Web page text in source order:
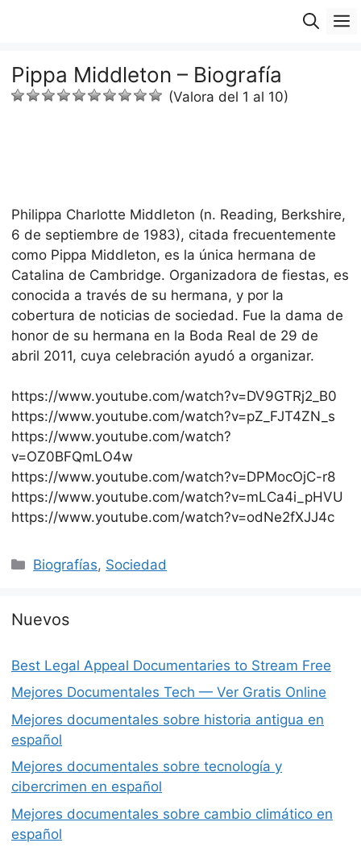
Pippa Middleton – Biografía
(Valora del 1 al 10)
Philippa Charlotte Middleton (n. Reading, Berkshire,
6 de septiembre de 1983), citada frecuentemente
como Pippa Middleton, es la única hermana de
Catalina de Cambridge. Organizadora de fiestas, es
conocida a través de su hermana, y por la
cobertura de noticias de sociedad. Fue la dama de
honor de su hermana en la Boda Real de 29 de
abril 2011, cuya celebración ayudó a organizar.
https://www.youtube.com/watch?v=DV9GTRj2_B0
https://www.youtube.com/watch?v=pZ_FJT4ZN_s
https://www.youtube.com/watch?
v=OZ0BFQmLO4w
https://www.youtube.com/watch?v=DPMocOjC-r8
https://www.youtube.com/watch?v=mLCa4i_pHVU
https://www.youtube.com/watch?v=odNe2fXJJ4c
Categorías
Biografías, Sociedad
Nuevos
Best Legal Appeal Documentaries to Stream Free
Mejores Documentales Tech — Ver Gratis Online
Mejores documentales sobre historia antigua en
español
Mejores documentales sobre tecnología y
cibercrimen en español
Mejores documentales sobre cambio climático en
español